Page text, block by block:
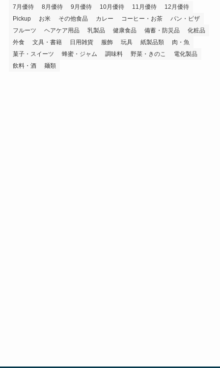
7月優待
8月優待 9月優待 10月優待 11月優待
12月優待
Pickup
お米 その他食品 カレー コーヒー・お茶
パン・ピザ
フルーツ
ヘアケア用品 乳製品 健康食品 備蓄・防災品
化粧品
外食
文具・書籍 日用雑貨 服飾 玩具 紙製品類
肉・魚
菓子・スイーツ
蜂蜜・ジャム 調味料 野菜・きのこ
電化製品
飲料・酒
麺類